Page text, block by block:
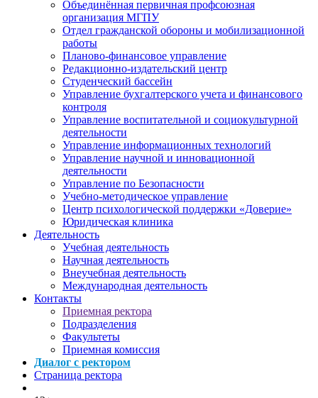
Объединённая первичная профсоюзная
организация МГПУ
Отдел гражданской обороны и мобилизационной
работы
Планово-финансовое управление
Редакционно-издательский центр
Студенческий бассейн
Управление бухгалтерского учета и финансового
контроля
Управление воспитательной и социокультурной
деятельности
Управление информационных технологий
Управление научной и инновационной
деятельности
Управление по Безопасности
Учебно-методическое управление
Центр психологической поддержки «Доверие»
Юридическая клиника
Деятельность
Учебная деятельность
Научная деятельность
Внеучебная деятельность
Международная деятельность
Контакты
Приемная ректора
Подразделения
Факультеты
Приемная комиссия
Диалог с ректором
Страница ректора